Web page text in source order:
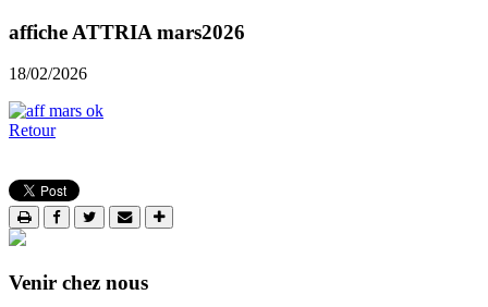
affiche ATTRIA mars2026
18/02/2026
Retour
Venir chez nous